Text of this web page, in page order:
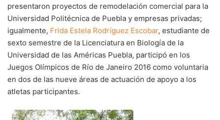
presentaron proyectos de remodelación comercial para la
Universidad Politécnica de Puebla y empresas privadas;
igualmente, Frida Estela Rodríguez Escobar, estudiante de
sexto semestre de la Licenciatura en Biología de la
Universidad de las Américas Puebla, participó en los
Juegos Olímpicos de Río de Janeiro 2016 como voluntaria
en dos de las nueve áreas de actuación de apoyo a los
atletas participantes.